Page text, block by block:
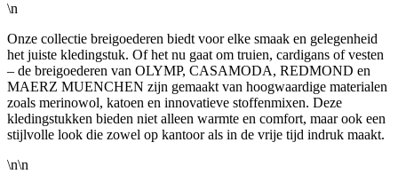
\n
Onze collectie breigoederen biedt voor elke smaak en gelegenheid
het juiste kledingstuk. Of het nu gaat om truien, cardigans of vesten
– de breigoederen van OLYMP, CASAMODA, REDMOND en
MAERZ MUENCHEN zijn gemaakt van hoogwaardige materialen
zoals merinowol, katoen en innovatieve stoffenmixen. Deze
kledingstukken bieden niet alleen warmte en comfort, maar ook een
stijlvolle look die zowel op kantoor als in de vrije tijd indruk maakt.
\n\n